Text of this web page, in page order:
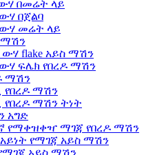
በመሬት ላይ
በጀልባ
ውሃ መሬት ላይ
ማሽን
ውሃ flake አይስ ማሽን
ውሃ ፍሌክ የበረዶ ማሽን
ማሽን
የበረዶ ማሽን
የበረዶ ማሽን ትነት
አግድ
የማቀዝቀዣ ማገጃ የበረዶ ማሽን
አይነት የማገጃ አይስ ማሽን
አይስ ማሽን